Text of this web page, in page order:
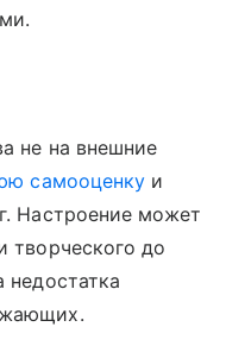
не на внешние
самооценкуи
Настроение может
творческого до
недостатка